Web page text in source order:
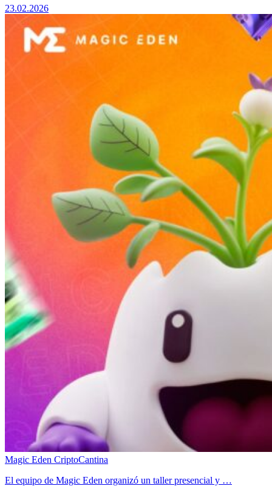
23.02.2026
Magic Eden CriptoCantina
El equipo de Magic Eden organizó un taller presencial y …